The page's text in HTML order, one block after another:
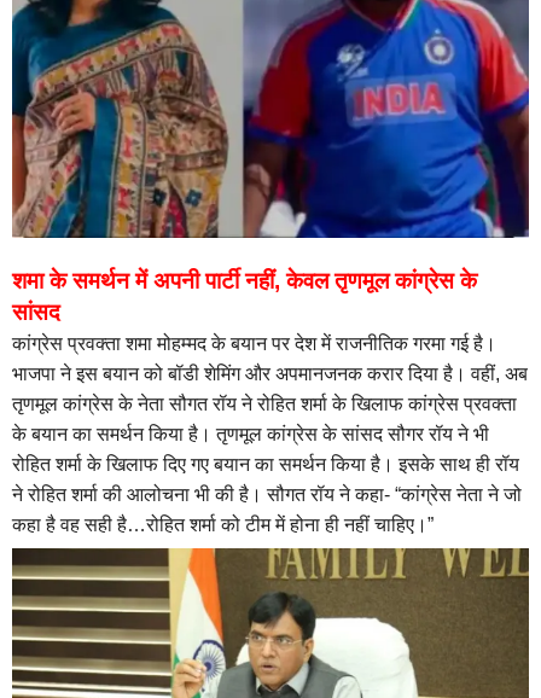
शमा के समर्थन में अपनी पार्टी नहीं, केवल तृणमूल कांग्रेस के
सांसद
कांग्रेस प्रवक्ता शमा मोहम्मद के बयान पर देश में राजनीतिक गरमा गई है।
भाजपा ने इस बयान को बॉडी शेमिंग और अपमानजनक करार दिया है। वहीं, अब
तृणमूल कांग्रेस के नेता सौगत रॉय ने रोहित शर्मा के खिलाफ कांग्रेस प्रवक्ता
के बयान का समर्थन किया है। तृणमूल कांग्रेस के सांसद सौगर रॉय ने भी
रोहित शर्मा के खिलाफ दिए गए बयान का समर्थन किया है। इसके साथ ही रॉय
ने रोहित शर्मा की आलोचना भी की है। सौगत रॉय ने कहा- “कांग्रेस नेता ने जो
कहा है वह सही है…रोहित शर्मा को टीम में होना ही नहीं चाहिए।”